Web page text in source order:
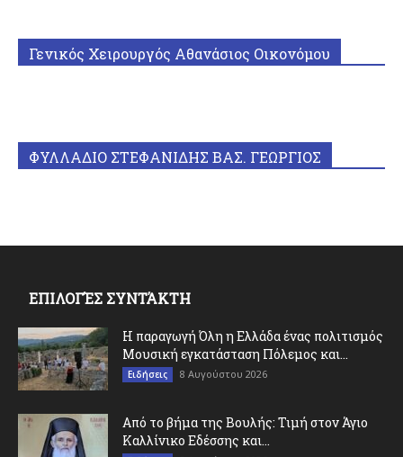
Γενικός Χειρουργός Αθανάσιος Οικονόμου
ΦΥΛΛΑΔΙΟ ΣΤΕΦΑΝΙΔΗΣ ΒΑΣ. ΓΕΩΡΓΙΟΣ
ΕΠΙΛΟΓΈΣ ΣΥΝΤΆΚΤΗ
Η παραγωγή Όλη η Ελλάδα ένας πολιτισμός
Μουσική εγκατάσταση Πόλεμος και...
Ειδήσεις 8 Αυγούστου 2026
Από το βήμα της Βουλής: Τιμή στον Άγιο
Καλλίνικο Εδέσσης και...